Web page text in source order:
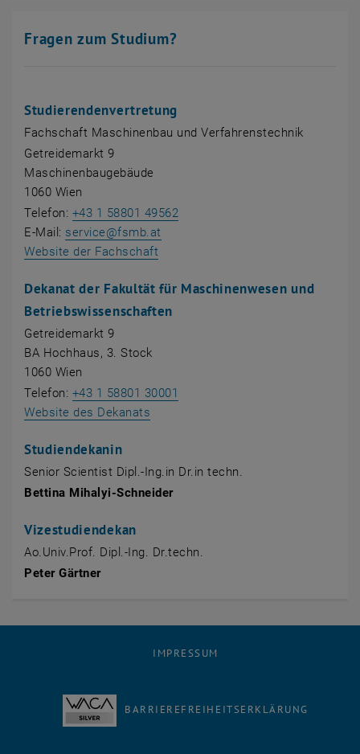
Fragen zum Studium?
Studierendenvertretung
Fachschaft Maschinenbau und Verfahrenstechnik
Getreidemarkt 9
Maschinenbaugebäude
1060 Wien
Telefon: +43 1 58801 49562
E-Mail: service@fsmb.at
Website der Fachschaft
Dekanat der Fakultät für Maschinenwesen und
Betriebswissenschaften
Getreidemarkt 9
BA Hochhaus, 3. Stock
1060 Wien
Telefon: +43 1 58801 30001
Website des Dekanats
Studiendekanin
Senior Scientist Dipl.-Ing.in Dr.in techn.
Bettina Mihalyi-Schneider
Vizestudiendekan
Ao.Univ.Prof. Dipl.-Ing. Dr.techn.
Peter Gärtner
IMPRESSUM
BARRIEREFREIHEITSERKLÄRUNG